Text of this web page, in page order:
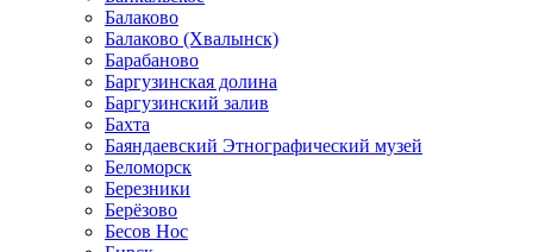
Балаково
Балаково (Хвалынск)
Барабаново
Баргузинская долина
Баргузинский залив
Бахта
Баяндаевский Этнографический музей
Беломорск
Березники
Берёзово
Бесов Нос